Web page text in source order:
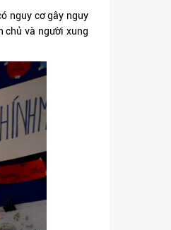
nguy cơ gây nguy
chủ và người xung